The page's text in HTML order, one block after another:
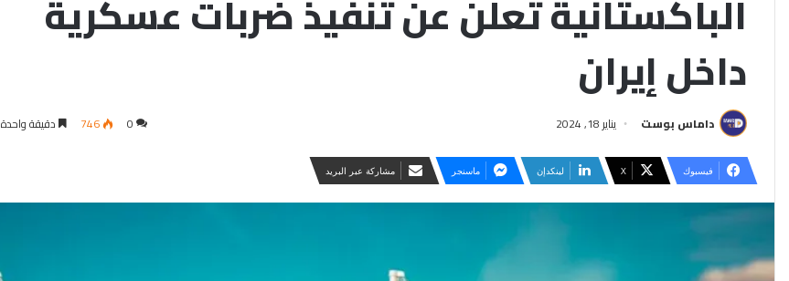
الباكستانية تعلن عن تنفيذ ضربات عسكرية
داخل إيران
داماس بوست يناير 18, 2024 0
746 دقيقة واحدة
فيسبوك ‫X لينكدإن ماسنجر مشاركة عبر البريد